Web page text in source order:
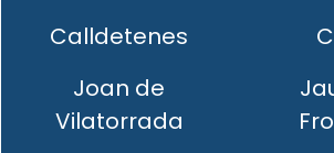
Calldetenes
Joan de
Vilatorrada